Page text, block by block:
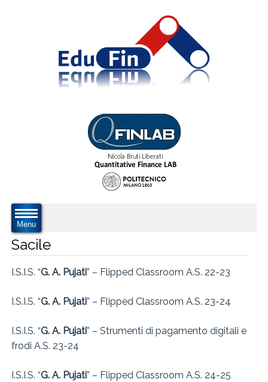
Menu
Sacile
I.S.I.S. “G. A. Pujati” – Flipped Classroom A.S. 22-23
I.S.I.S. “G. A. Pujati” – Flipped Classroom A.S. 23-24
I.S.I.S. “G. A. Pujati” – Strumenti di pagamento digitali e
frodi A.S. 23-24
I.S.I.S. “G. A. Pujati” – Flipped Classroom A.S. 24-25